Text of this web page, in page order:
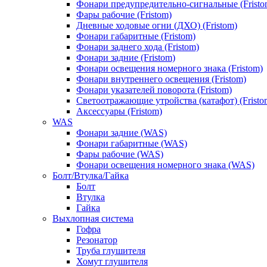
Фонари предупредительно-сигнальные
Фары рабочие (Fristom)
Дневные ходовые огни (ДХО) (Fristom)
Фонари габаритные (Fristom)
Фонари заднего хода (Fristom)
Фонари задние (Fristom)
Фонари освещения номерного знака (Fristom)
Фонари внутреннего освещения (Fristom)
Фонари указателей поворота (Fristom)
Светоотражающие утройства (катафот)
Аксессуары (Fristom)
WAS
Фонари задние (WAS)
Фонари габаритные (WAS)
Фары рабочие (WAS)
Фонари освещения номерного знака (WAS)
Болт/Втулка/Гайка
Болт
Втулка
Гайка
Выхлопная система
Гофра
Резонатор
Труба глушителя
Хомут глушителя